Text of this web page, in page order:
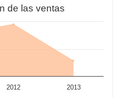
de las ventas
2012 2013